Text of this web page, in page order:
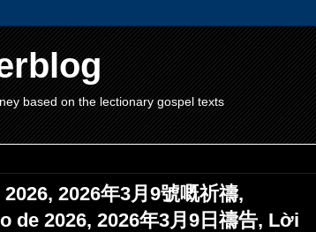
based on the lectionary gospel texts
2026年3月9號嘅祈禱,
de 2026, 2026年3月9日禱告, Lời